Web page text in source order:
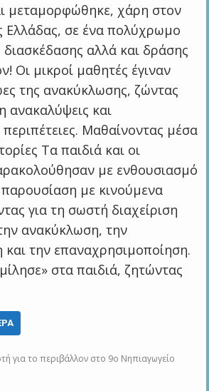
μεταμορφώθηκε, χάρη στον
Ελλάδας, σε ένα πολύχρωμο
αλλά και δράσης
Οι μικροί μαθητές έγιναν
της ανακύκλωσης, ζώντας
ανακαλύψεις και
περιπέτειες. Μαθαίνοντας μέσα
Τα παιδιά και οι
με ενθουσιασμό
παρουσίαση με κινούμενα
για τη σωστή διαχείριση
ανακύκλωση, την
την επαναχρησιμοποίηση.
στα παιδιά, ζητώντας
για το περιβάλλον στο 9ο Νηπιαγωγείο